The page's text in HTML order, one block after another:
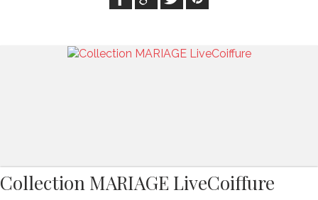
Collection MARIAGE LiveCoiffure